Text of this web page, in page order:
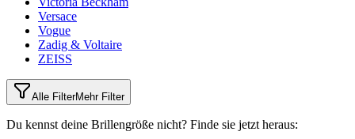
Versace
Vogue
Zadig & Voltaire
ZEISS
Alle FilterMehr Filter
Du kennst deine Brillengröße nicht? Finde sie jetzt heraus: